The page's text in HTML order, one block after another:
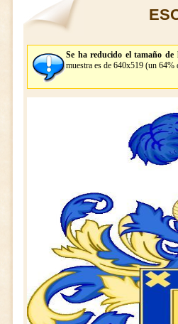
Se ha reducido el tamaño de
muestra es de 640x519 (un 64%